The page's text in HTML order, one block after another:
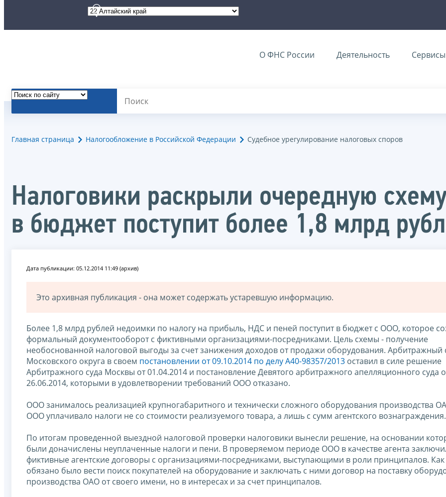
О ФНС России Деятельность Сервисы
Главная страница Налогообложение в Российской Федерации Судебное урегулирование налоговых споров
Налоговики раскрыли очередную
в бюджет поступит более 1,8 млрд
Дата публикации: 05.12.2014 11:49 (архив)
Это архивная публикация - она может содержать устаревшую информацию.
Более 1,8 млрд рублей недоимки по налогу на прибыль, НДС и пеней поступит в бюджет с ООО, которое
формальный документооборот с фиктивными организациями-посредниками. Цель схемы - получение
необоснованной налоговой выгоды за счет занижения доходов от продажи оборудования. Арбитражный
Московского округа в своем постановлении от 09.10.2014 по делу А40-98357/2013 оставил в силе решение
Арбитражного суда Москвы от 01.04.2014 и постановление Девятого арбитражного апелляционного суда
26.06.2014, которыми в удовлетворении требований ООО отказано.
ООО занималось реализацией крупногабаритного и технически сложного оборудования производства
ООО уплачивало налоги не со стоимости реализуемого товара, а лишь с сумм агентского вознаграждения.
По итогам проведенной выездной налоговой проверки налоговики вынесли решение, на основании
были доначислены неуплаченные налоги и пени. В проверяемом периоде ООО в качестве агента
фиктивные агентские договоры с организациями-посредниками, выступающими в роли принципалов.
обязано было вести поиск покупателей на оборудование и заключать с ними договор на поставку
производства ОАО от своего имени, но в интересах и за счет принципалов.